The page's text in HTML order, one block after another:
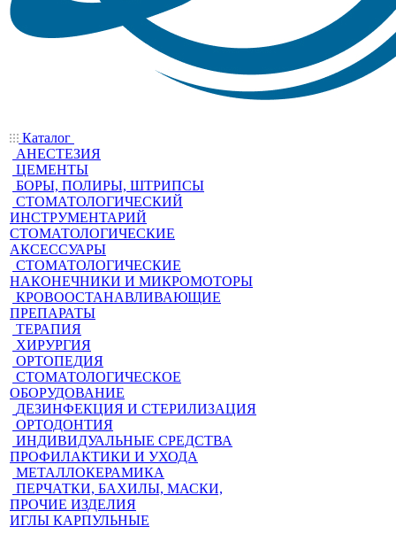
Каталог
АНЕСТЕЗИЯ
ЦЕМЕНТЫ
БОРЫ, ПОЛИРЫ, ШТРИПСЫ
СТОМАТОЛОГИЧЕСКИЙ
ИНСТРУМЕНТАРИЙ
СТОМАТОЛОГИЧЕСКИЕ
АКСЕССУАРЫ
СТОМАТОЛОГИЧЕСКИЕ
НАКОНЕЧНИКИ И МИКРОМОТОРЫ
КРОВООСТАНАВЛИВАЮЩИЕ
ПРЕПАРАТЫ
ТЕРАПИЯ
ХИРУРГИЯ
ОРТОПЕДИЯ
СТОМАТОЛОГИЧЕСКОЕ
ОБОРУДОВАНИЕ
ДЕЗИНФЕКЦИЯ И СТЕРИЛИЗАЦИЯ
ОРТОДОНТИЯ
ИНДИВИДУАЛЬНЫЕ СРЕДСТВА
ПРОФИЛАКТИКИ И УХОДА
МЕТАЛЛОКЕРАМИКА
ПЕРЧАТКИ, БАХИЛЫ, МАСКИ,
ПРОЧИЕ ИЗДЕЛИЯ
ИГЛЫ КАРПУЛЬНЫЕ